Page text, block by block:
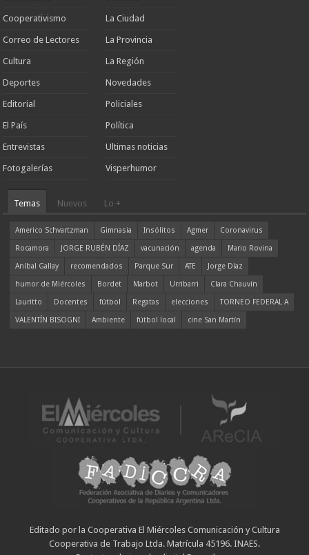
Cooperativismo
Correo de Lectores
Cultura
Deportes
Editorial
El País
Entrevistas
Fotogalerías
La Ciudad
La Provincia
La Región
Novedades
Policiales
Política
Ultimas noticias
Visperhumor
Temas Nuevos Lo +
Americo Schvartzman Gimnasia Insólitos Agmer
Coronavirus
Rocamora
JORGE RUBÉN DÍAZ vacunación agenda
Mario Rovina
Aníbal Gallay
recomendados Parque Sur ATE
Jorge Díaz
humor de Miércoles
Bordet Marbot Urribarri
Clara Chauvín
Lauritto
Docentes fútbol Regatas elecciones
TORNEO FEDERAL A
VALENTÍN BISOGNI
Ambiente fútbol local cine San Martín
Editado por la Cooperativa El Miércoles Comunicación y Cultura
Cooperativa de Trabajo Ltda. Matrícula 45196. INAES.